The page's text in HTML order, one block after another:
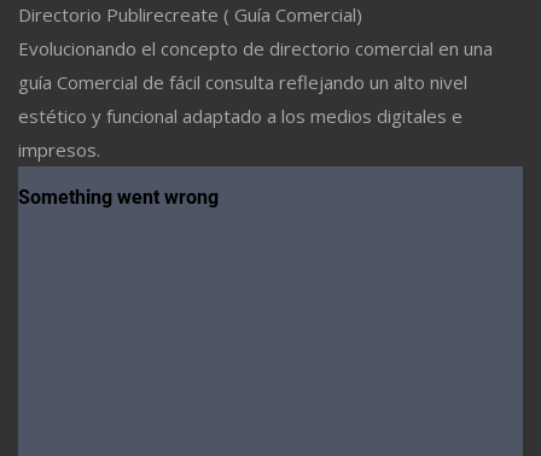
Directorio Publirecreate ( Guía Comercial)
Evolucionando el concepto de directorio comercial en una
guía Comercial de fácil consulta reflejando un alto nivel
estético y funcional adaptado a los medios digitales e
impresos.